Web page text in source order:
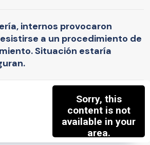
internos provocaron
a un procedimiento de
Situación estaría